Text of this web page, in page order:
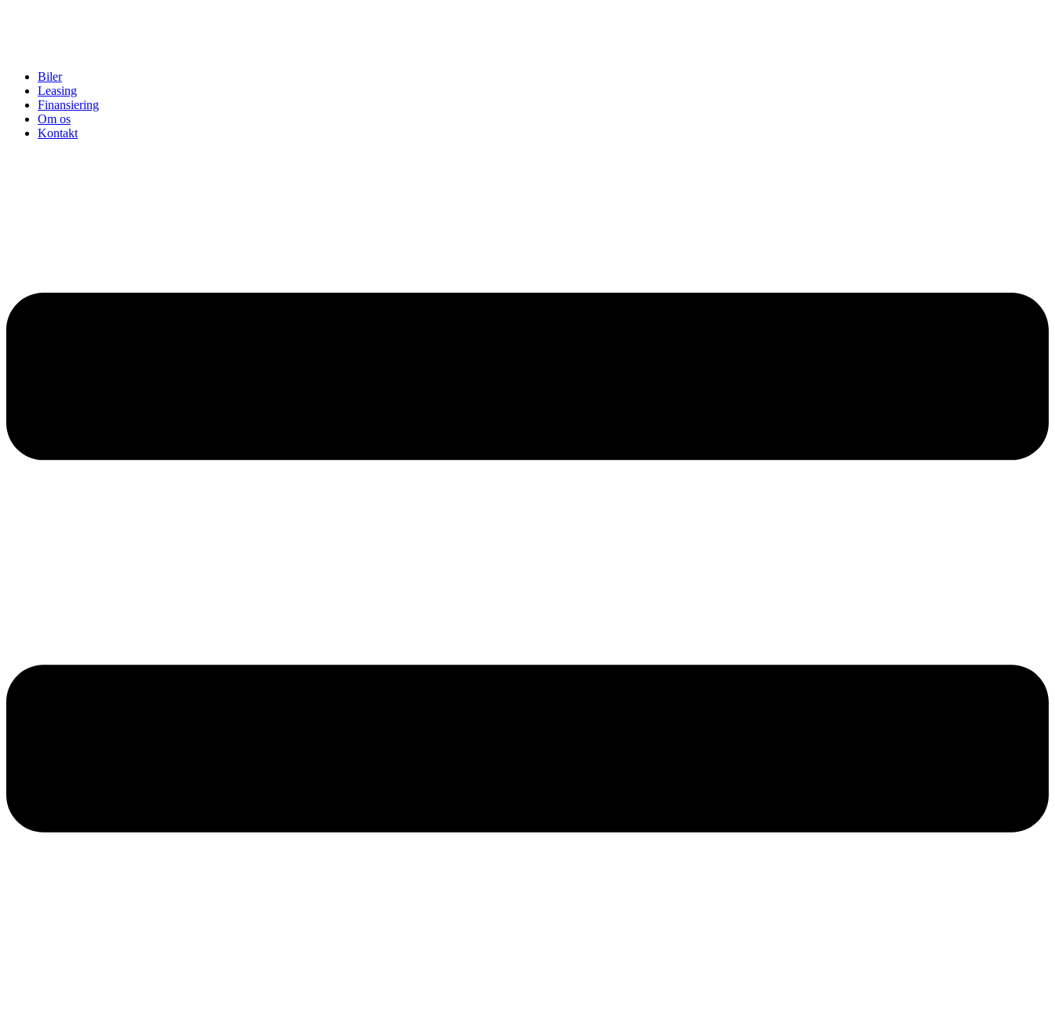
Biler
Leasing
Finansiering
Om os
Kontakt